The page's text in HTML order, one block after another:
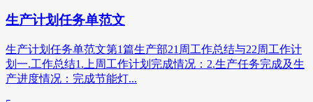
生产计划任务单范文
生产计划任务单范文第1篇生产部21周工作总结与22周工作计
划一.工作总结1.上周工作计划完成情况：2.生产任务完成及生
产进度情况：完成节能灯...